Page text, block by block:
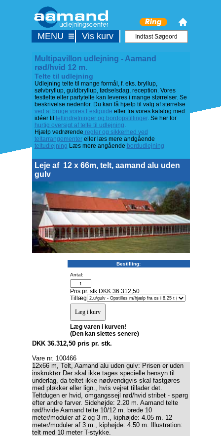
Multipavillon udlejning - Aamand
rød/hvid 12 m.
Telte til udlejning
Udlejning telte til mange formål, f. eks. bryllup,
sølvbryllup, guldbryllup, fødselsdag, reception. Vores
festtelte eller partytelte kan leveres i mange størrelser. Se
beskrivelse nedenfor. Du kan få hjælp til valg af størrelse
ved at bruge vores Festguide eller fra vores katalog med
idéer til teltindretninger og bordopstillinger. Se her for
hurtig oversigt af telte til udlejning.
Hjælp vedrørende regler og sikkerhed ved
teltarrangementereller læs mere andgående
teltudlejning Læs mere angående bordudlejning
Leje af 12 x 66m, telt, aamand alu uden
gulv
Bestilling:
Antal:
Pris pr. stk DKK 36.312,50
Tillæg
Læg varen i kurven!
(Den kan slettes senere)
DKK 36.312,50 pris pr. stk.
Vare nr. 100466
12x66 m, Telt, Aamand alu uden gulv: Prisen er uden
inskruktør Der skal ikke tages specielle hensyn til
underlag, da teltet ikke nødvendigvis skal fastgøres
med pløkker eller lign., hvis vejret tillader det.
Teltdugen er hvid, omgangssejl rød/hvid stribet - spørg
efter andre farver. Sidehøjde: 2.20 m. Aamand telte
rød/hvide Aamand telte 10/12 m. brede 10
meter/moduler af 2 og 3 m., kiphøjde: 4.05 m. 12
meter/moduler af 3 m., kiphøjde: 4.50 m. Illustration:
telt med 10 meter T-stykke.
MENU Vis kurv